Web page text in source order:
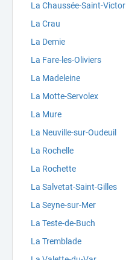
La Chaussée-Saint-Victor
La Crau
La Demie
La Fare-les-Oliviers
La Madeleine
La Motte-Servolex
La Mure
La Neuville-sur-Oudeuil
La Rochelle
La Rochette
La Salvetat-Saint-Gilles
La Seyne-sur-Mer
La Teste-de-Buch
La Tremblade